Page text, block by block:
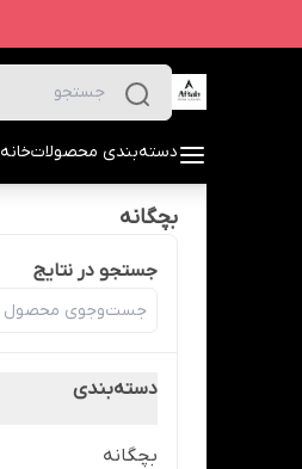
دسته‌بندی محصولاتخانه
بچگانه
جستجو در نتایج
دسته‌بندی
بچگانه